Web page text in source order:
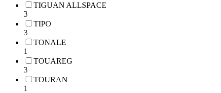
TIGUAN ALLSPACE
3
TIPO
3
TONALE
1
TOUAREG
3
TOURAN
1